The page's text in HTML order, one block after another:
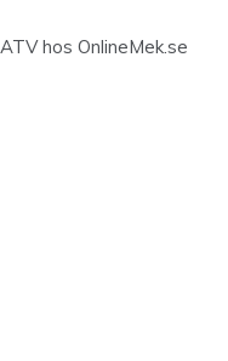
hos OnlineMek.se